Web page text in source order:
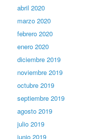
abril 2020
marzo 2020
febrero 2020
enero 2020
diciembre 2019
noviembre 2019
octubre 2019
septiembre 2019
agosto 2019
julio 2019
junio 2019